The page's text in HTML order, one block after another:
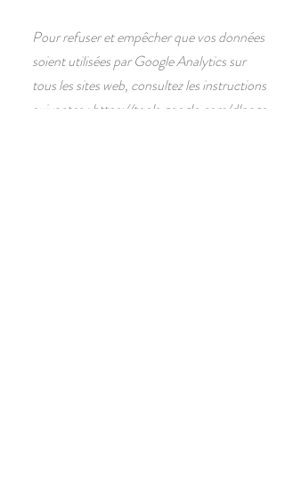
Pour refuser et empêcher que vos données
soient utilisées par Google Analytics sur
tous les sites web, consultez les instructions
suivantes : https://tools.google.com/dlpage